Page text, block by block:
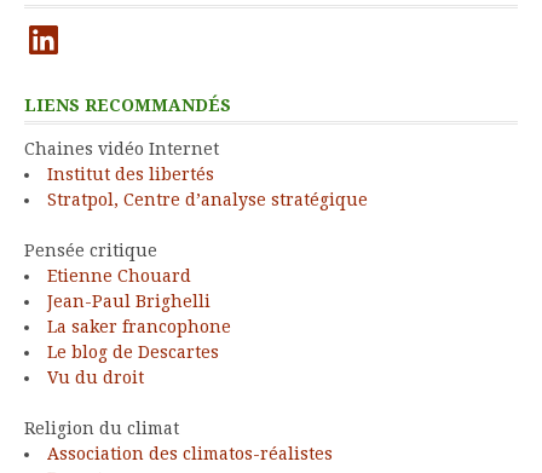
LinkedIn
LIENS RECOMMANDÉS
Chaines vidéo Internet
Institut des libertés
Stratpol, Centre d’analyse stratégique
Pensée critique
Etienne Chouard
Jean-Paul Brighelli
La saker francophone
Le blog de Descartes
Vu du droit
Religion du climat
Association des climatos-réalistes